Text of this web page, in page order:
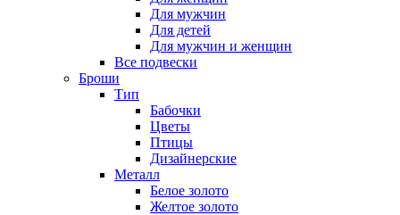
Для мужчин
Для детей
Для мужчин и женщин
Все подвески
Броши
Тип
Бабочки
Цветы
Птицы
Дизайнерские
Металл
Белое золото
Желтое золото